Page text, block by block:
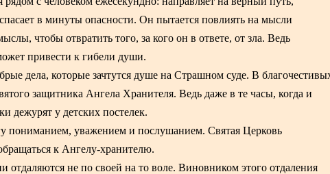
в минуты опасности. Он пытается повлиять на мысли
чтобы отвратить того, за кого он в ответе, от зла. Ведь
привести к гибели души.
дела, которые зачтутся душе на Страшном суде. В
защитника Ангела Хранителя. Ведь даже в те часы, когда и
дежурят у детских постелек.
пониманием, уважением и послушанием. Святая Церковь
к Ангелу-хранителю.
не по своей на то воле. Виновником этого отдаления